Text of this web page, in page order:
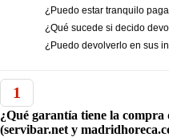
¿Puedo estar tranquilo
¿Qué sucede si decido
¿Puedo devolverlo en sus
1
¿Qué garantía tiene la compra
(servibar.net y